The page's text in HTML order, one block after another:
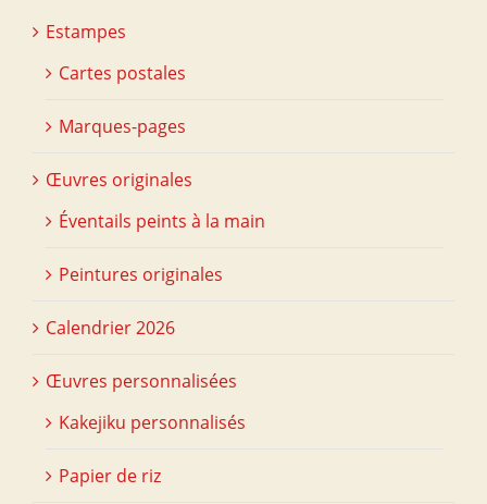
Estampes
Cartes postales
Marques-pages
Œuvres originales
Éventails peints à la main
Peintures originales
Calendrier 2026
Œuvres personnalisées
Kakejiku personnalisés
Papier de riz